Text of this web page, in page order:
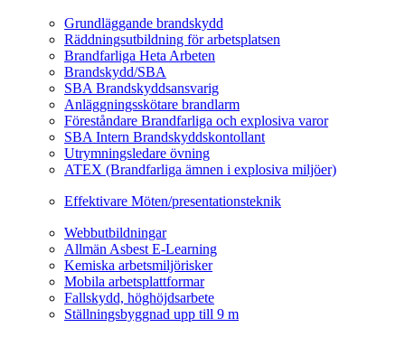
Grundläggande brandskydd
Räddningsutbildning för arbetsplatsen
Brandfarliga Heta Arbeten
Brandskydd/SBA
SBA Brandskyddsansvarig
Anläggningsskötare brandlarm
Föreståndare Brandfarliga och explosiva varor
SBA Intern Brandskyddskontollant
Utrymningsledare övning
ATEX (Brandfarliga ämnen i explosiva miljöer)
Effektivare Möten/presentationsteknik
Webbutbildningar
Allmän Asbest E-Learning
Kemiska arbetsmiljörisker
Mobila arbetsplattformar
Fallskydd, höghöjdsarbete
Ställningsbyggnad upp till 9 m